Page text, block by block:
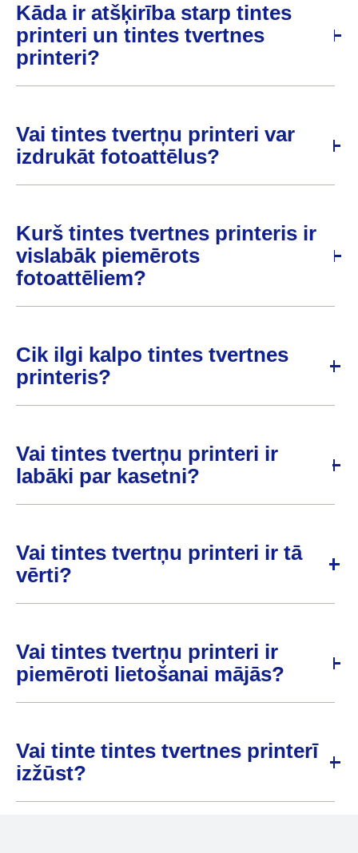
Kāda ir atšķirība starp tintes
printeri un tintes tvertnes
printeri?
Vai tintes tvertņu printeri var
izdrukāt fotoattēlus?
Kurš tintes tvertnes printeris ir
vislabāk piemērots
fotoattēliem?
Cik ilgi kalpo tintes tvertnes
printeris?
Vai tintes tvertņu printeri ir
labāki par kasetni?
Vai tintes tvertņu printeri ir tā
vērti?
Vai tintes tvertņu printeri ir
piemēroti lietošanai mājās?
Vai tinte tintes tvertnes printerī
izžūst?